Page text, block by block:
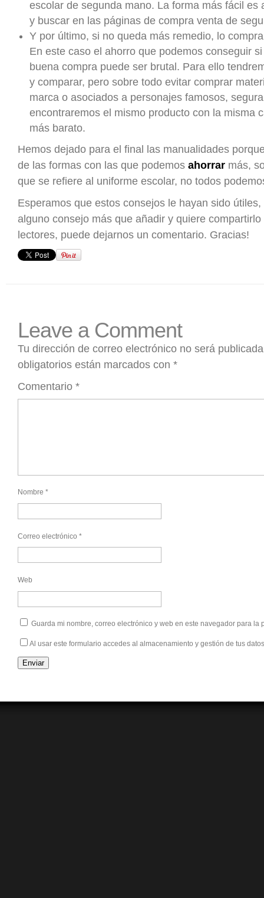
escolar de segunda mano. La forma más fácil es
y buscar en las páginas de compra venta de
Y por último, si no queda más remedio, lo
En este caso el ahorro que podemos conseguir
buena compra puede ser brutal. Para ello
y comparar, pero sobre todo evitar comprar
marca o asociados a personajes famosos,
encontraremos el mismo producto con la misma
más barato.
Hemos dejado para el final las manualidades
de las formas con las que podemos ahorrar más,
que se refiere al uniforme escolar, no todos
Esperamos que estos consejos le hayan sido
alguno consejo más que añadir y quiere
lectores, puede dejarnos un comentario. Gracias!
Leave a Comment
Tu dirección de correo electrónico no será
obligatorios están marcados con *
Comentario *
Nombre *
Correo electrónico *
Web
Guarda mi nombre, correo electrónico y web en este navegador para la
Al usar este formulario accedes al almacenamiento y gestión de tus